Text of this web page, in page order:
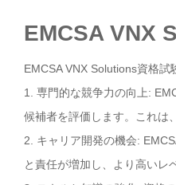
EMCSA VNX
EMCSA VNX Solutions資格試
1. 専門的な競争力の向上:
候補者を評価します。これは
2. キャリア開発の機会:
と責任が増加し、より高いレ